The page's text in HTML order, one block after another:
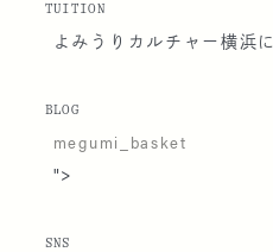
TUITION
よみうりカルチャー横浜
BLOG
megumi_basket
">
SNS